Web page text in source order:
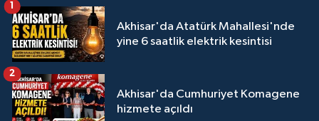
Akhisar'da Atatürk Mahallesi'nde
yine 6 saatlik elektrik kesintisi
1
Akhisar'da Cumhuriyet Komagene
hizmete açıldı
2